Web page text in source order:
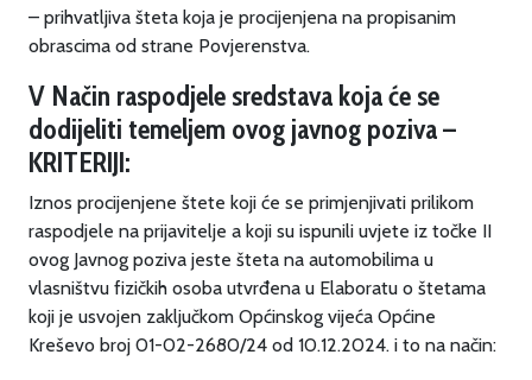
– prihvatljiva šteta koja je procijenjena na propisanim
obrascima od strane Povjerenstva.
V Način raspodjele sredstava koja će se
dodijeliti temeljem ovog javnog poziva –
KRITERIJI:
Iznos procijenjene štete koji će se primjenjivati prilikom
raspodjele na prijavitelje a koji su ispunili uvjete iz točke II
ovog Javnog poziva jeste šteta na automobilima u
vlasništvu fizičkih osoba utvrđena u Elaboratu o štetama
koji je usvojen zaključkom Općinskog vijeća Općine
Kreševo broj 01-02-2680/24 od 10.12.2024. i to na način: